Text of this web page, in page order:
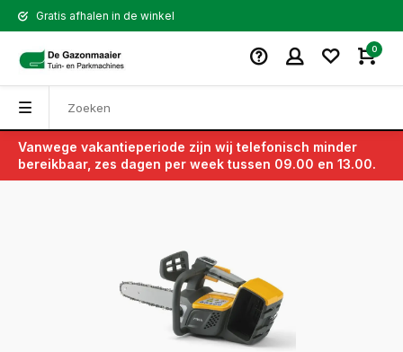
Gratis afhalen in de winkel
0
Vanwege vakantieperiode zijn wij telefonisch minder
bereikbaar, zes dagen per week tussen 09.00 en 13.00.
Terug